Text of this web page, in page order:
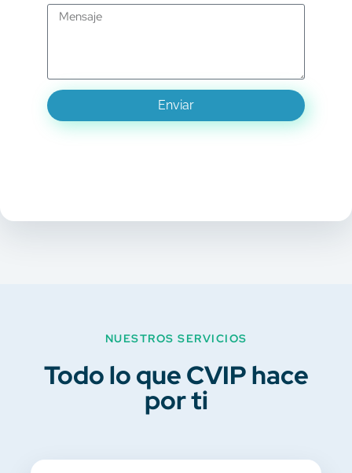
Enviar
NUESTROS SERVICIOS
Todo lo que CVIP hace
por ti